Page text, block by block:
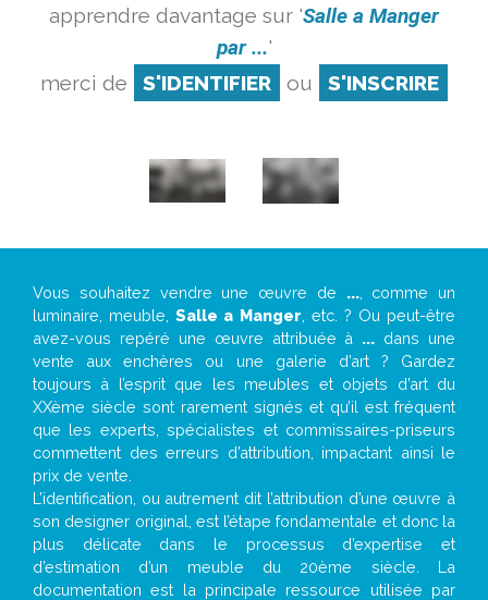
apprendre davantage sur 'Salle a Manger
par ...'
merci de
S'IDENTIFIER ou S'INSCRIRE
Vous souhaitez vendre une œuvre de ..., comme un
luminaire, meuble,Salle a Manger , etc. ? Ou peut-être
avez-vous repéré une œuvre attribuée à ... dans une
vente aux enchères ou une galerie d’art ? Gardez
toujours à l’esprit que les meubles et objets d’art du
XXème siècle sont rarement signés et qu’il est fréquent
que les experts, spécialistes et commissaires-priseurs
commettent des erreurs d’attribution, impactant ainsi le
prix de vente.
L’identification, ou autrement dit l’attribution d’une œuvre à
son designer original, est l’étape fondamentale et donc la
plus délicate dans le processus d’expertise et
d’estimation d’un meuble du 20ème siècle. La
documentation est la principale ressource utilisée par